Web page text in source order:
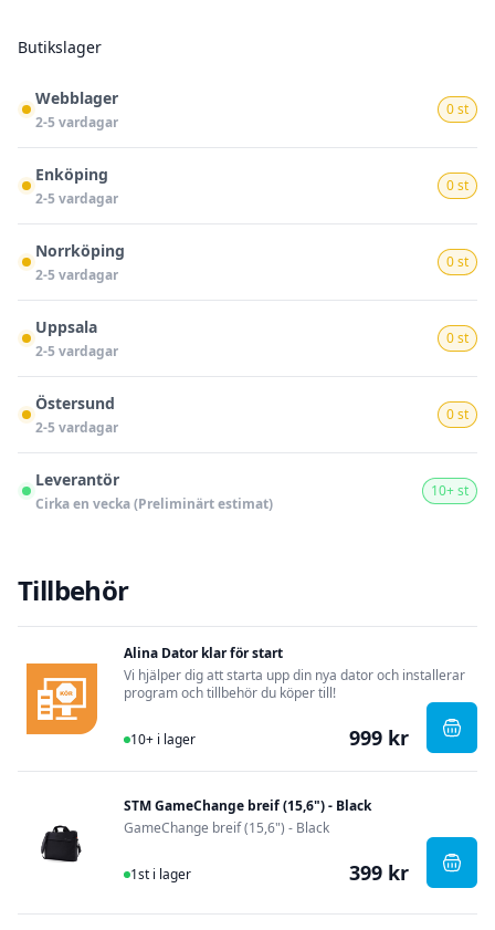
Butikslager
Webblager
2-5 vardagar
0 st
Enköping
2-5 vardagar
0 st
Norrköping
2-5 vardagar
0 st
Uppsala
2-5 vardagar
0 st
Östersund
2-5 vardagar
0 st
Leverantör
Cirka en vecka (Preliminärt estimat)
10+ st
Tillbehör
Alina Dator klar för start
Vi hjälper dig att starta upp din nya dator och installerar
program och tillbehör du köper till!
I Lager
10+ i lager 999 kr ,
STM GameChange breif (15,6") - Black
GameChange breif (15,6") - Black
I Lager
1st i lager 399 kr ,